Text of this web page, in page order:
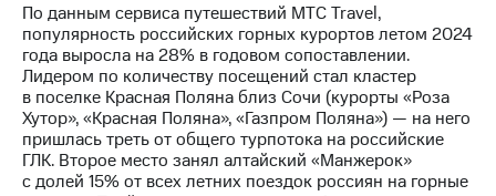
отчетность
Контакты
Пригласить
спикера
и акционерам
По данным сервиса путешествий МТС Travel,
популярность российских горных курортов летом 2024
года выросла на 28% в годовом сопоставлении.
Лидером по количеству посещений стал кластер
в поселке Красная Поляна близ Сочи (курорты «Роза
Хутор», «Красная Поляна», «Газпром Поляна») — на него
пришлась треть от общего турпотока на российские
ГЛК. Второе место занял алтайский «Манжерок»
с долей 15% от всех летних поездок россиян на горные